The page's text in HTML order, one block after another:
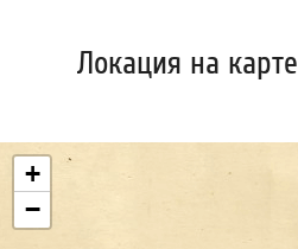
Локация на карте
+
−